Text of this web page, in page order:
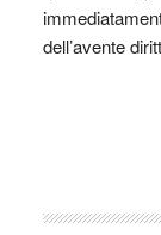
dell’avente